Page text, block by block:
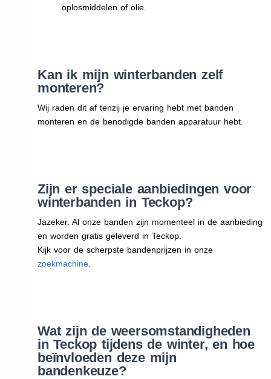
oplosmiddelen of olie.
Kan ik mijn winterbanden zelf
monteren?
Wij raden dit af tenzij je ervaring hebt met banden
monteren en de benodigde banden apparatuur hebt.
Zijn er speciale aanbiedingen voor
winterbanden in Teckop?
Jazeker. Al onze banden zijn momenteel in de aanbieding
en worden gratis geleverd in Teckop.
Kijk voor de scherpste bandenprijzen in onze
zoekmachine.
Wat zijn de weersomstandigheden
in Teckop tijdens de winter, en hoe
beïnvloeden deze mijn
bandenkeuze?